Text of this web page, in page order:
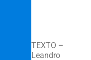
TEXTO –
Leandro